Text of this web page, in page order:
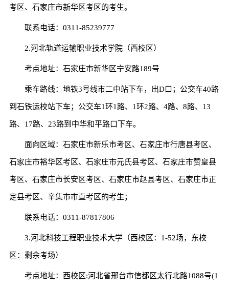
考区、石家庄市新华区考区的考生。
联系电话：0311-85239777
2.河北轨道运输职业技术学院（西校区）
考点地址：石家庄市新华区宁安路189号
乘车路线：地铁3号线市二中站下车，出D口；公交车40路
到石铁运校站下车；公交车1环1路、1环2路、4路、8路、13
路、17路、23路到中华和平路口下车。
面向区域：石家庄市新乐市考区、石家庄市行唐县考区、
石家庄市裕华区考区、石家庄市元氏县考区、石家庄市赞皇县
考区、石家庄市长安区考区、石家庄市赵县考区、石家庄市正
定县考区、辛集市市直考区的考生；
联系电话：0311-87817806
3.河北科技工程职业技术大学（西校区：1-52场，东校
区：剩余考场）
考点地址：西校区:河北省邢台市信都区太行北路1088号(1